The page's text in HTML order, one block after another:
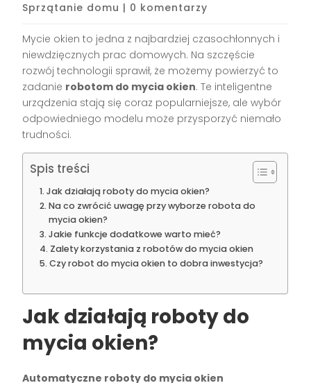
Sprzątanie domu | 0 komentarzy
Mycie okien to jedna z najbardziej czasochłonnych i
niewdzięcznych prac domowych. Na szczęście
rozwój technologii sprawił, że możemy powierzyć to
zadanie robotom do mycia okien. Te inteligentne
urządzenia stają się coraz popularniejsze, ale wybór
odpowiedniego modelu może przysporzyć niemało
trudności.
Spis treści
Jak działają roboty do mycia okien?
Na co zwrócić uwagę przy wyborze robota do
mycia okien?
Jakie funkcje dodatkowe warto mieć?
Zalety korzystania z robotów do mycia okien
Czy robot do mycia okien to dobra inwestycja?
Jak działają roboty do
mycia okien?
Automatyczne roboty do mycia okien